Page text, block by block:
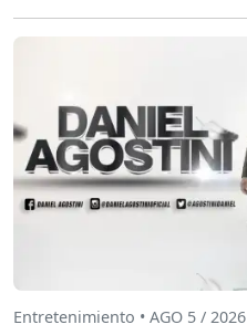
Entretenimiento • AGO 5 / 2026